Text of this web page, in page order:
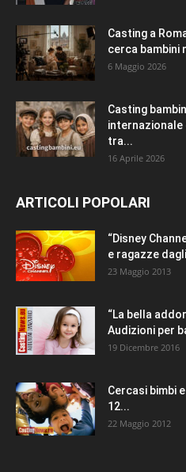
Casting a
cerca bambini
6 Maggio 2026
Casting
internazionale
tra...
16 Aprile 2026
ARTICOLI POPOLARI
“Disney
e ragazze
23 Maggio 2013
“La bella
Audizioni per
19 Dicembre 2016
Cercasi bimbi
12...
22 Maggio 2012